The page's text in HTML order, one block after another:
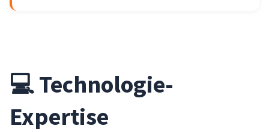
💻 Technologie-
Expertise